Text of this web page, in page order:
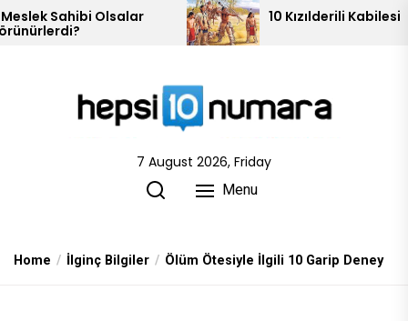
Skip
to
10 Kızılderili Kabilesi
7 August 2026, Friday
Menu
Home İlginç Bilgiler Ölüm Ötesiyle İlgili 10 Garip Deney